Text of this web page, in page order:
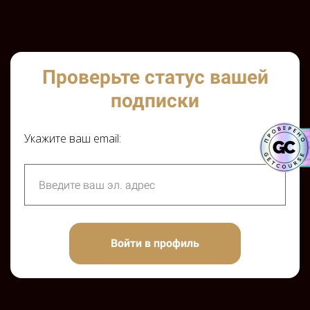
Проверьте статус вашей
подписки
Укажите ваш email:
Войти в профиль